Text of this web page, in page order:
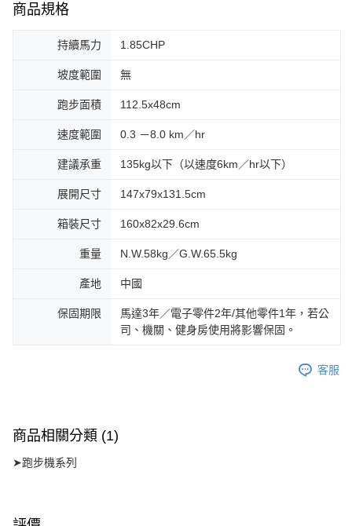
商品規格
持續馬力 1.85CHP
坡度範圍 無
跑步面積 112.5x48cm
速度範圍 0.3 －8.0 km／hr
建議承重 135kg以下（以速度6km／hr以下）
展開尺寸 147x79x131.5cm
箱裝尺寸 160x82x29.6cm
重量 N.W.58kg／G.W.65.5kg
產地 中國
保固期限
馬達3年／電子零件2年/其他零件1年，若公
司、機關、健身房使用將影響保固。
客服
商品相關分類 (1)
➤跑步機系列